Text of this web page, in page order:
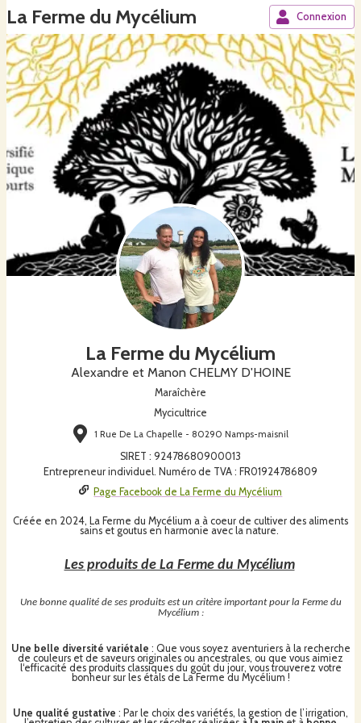
La Ferme du Mycélium Connexion
La Ferme du Mycélium
Alexandre et Manon CHELMY D'HOINE
Maraîchère
Mycicultrice
1 Rue De La Chapelle - 80290 Namps-maisnil
SIRET : 92478680900013
Entrepreneur individuel. Numéro de TVA : FR01924786809
Page Facebook de La Ferme du Mycélium
Créée en 2024, La Ferme du Mycélium a à coeur de cultiver des aliments
sains et goutus en harmonie avec la nature.
Les produits de La Ferme du Mycélium
Une bonne qualité de ses produits est un critère important pour la Ferme du
Mycélium :
Une belle diversité variétale : Que vous soyez aventuriers à la recherche
de couleurs et de saveurs originales ou ancestrales, ou que vous aimiez
l‘efficacité des produits classiques du goût du jour, vous trouverez votre
bonheur sur les étals de La Ferme du Mycélium !
Une qualité gustative : Par le choix des variétés, la gestion de l’irrigation,